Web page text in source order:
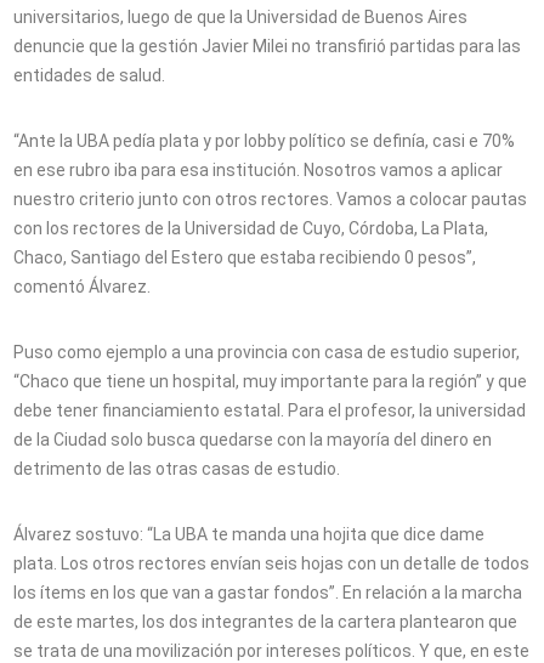
universitarios, luego de que la Universidad de Buenos Aires
denuncie que la gestión Javier Milei no transfirió partidas para las
entidades de salud.
“Ante la UBA pedía plata y por lobby político se definía, casi e 70%
en ese rubro iba para esa institución. Nosotros vamos a aplicar
nuestro criterio junto con otros rectores. Vamos a colocar pautas
con los rectores de la Universidad de Cuyo, Córdoba, La Plata,
Chaco, Santiago del Estero que estaba recibiendo 0 pesos”,
comentó Álvarez.
Puso como ejemplo a una provincia con casa de estudio superior,
“Chaco que tiene un hospital, muy importante para la región” y que
debe tener financiamiento estatal. Para el profesor, la universidad
de la Ciudad solo busca quedarse con la mayoría del dinero en
detrimento de las otras casas de estudio.
Álvarez sostuvo: “La UBA te manda una hojita que dice dame
plata. Los otros rectores envían seis hojas con un detalle de todos
los ítems en los que van a gastar fondos”. En relación a la marcha
de este martes, los dos integrantes de la cartera plantearon que
se trata de una movilización por intereses políticos. Y que, en este